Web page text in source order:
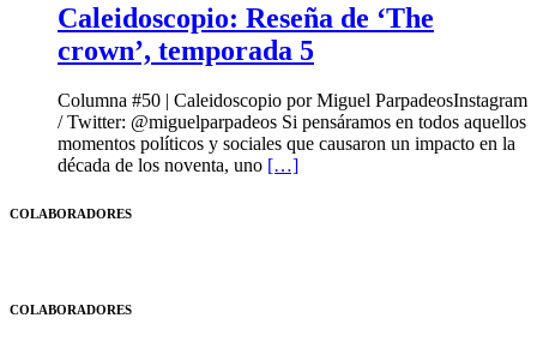
Caleidoscopio: Reseña de ‘The
crown’, temporada 5
Columna #50 | Caleidoscopio por Miguel ParpadeosInstagram
/ Twitter: @miguelparpadeos Si pensáramos en todos aquellos
momentos políticos y sociales que causaron un impacto en la
década de los noventa, uno […]
COLABORADORES
COLABORADORES